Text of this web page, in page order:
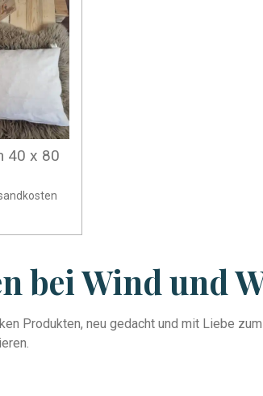
40 x 80
bei Wind und
Produkten, neu gedacht und mit Liebe